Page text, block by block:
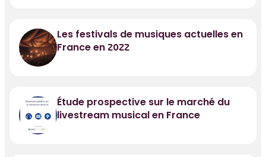
Les festivals de musiques actuelles en
France en 2022
Étude prospective sur le marché du
livestream musical en France